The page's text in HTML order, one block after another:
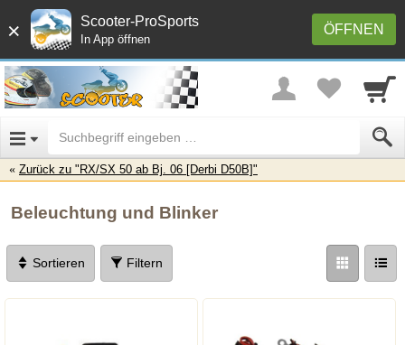
× ÖFFNEN
Scooter-ProSports
In App öffnen
Zurück zu "RX/SX 50 ab Bj. 06 [Derbi D50B]"
Beleuchtung und Blinker
Sortieren Filtern